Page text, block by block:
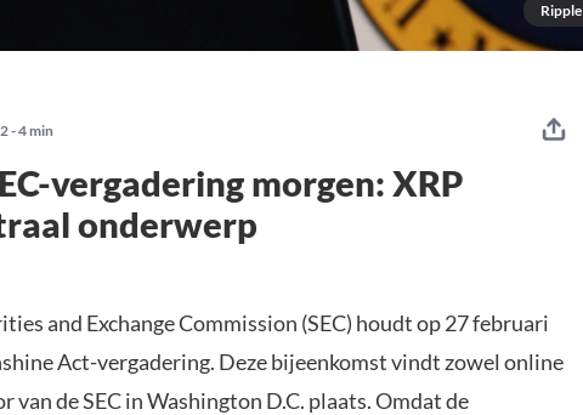
Ripple
2 - 4 min
vergadering morgen: XRP
onderwerp
and Exchange Commission (SEC) houdt op 27 februari
Act-vergadering. Deze bijeenkomst vindt zowel online
van de SEC in Washington D.C. plaats. Omdat de